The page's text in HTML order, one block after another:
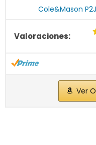
Cole&Mason
Ver